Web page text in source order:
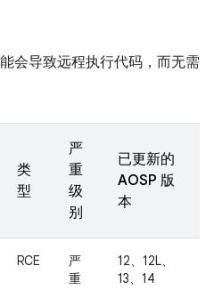
会导致远程执行代码，而无需
类
型
严
重
级
别
已更新的
AOSP 版
本
RCE
严
重
12、12L、
13、14